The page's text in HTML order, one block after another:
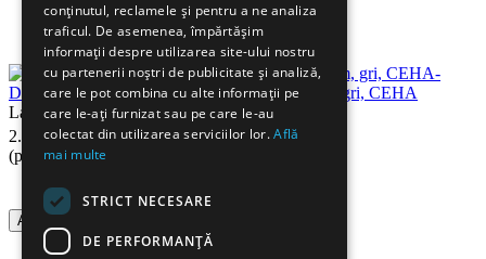
Dulap metalic cu usi culisante, 120x42x120 cm, gri, CEHA
La Comandă
2.29000 Lei
(pret cu TVA inclus)
Adauga in cos
conținutul, reclamele și pentru a ne analiza
traficul. De asemenea, împărtășim
informații despre utilizarea site-ului nostru
cu partenerii noștri de publicitate și analiză,
care le pot combina cu alte informații pe
care le-ați furnizat sau pe care le-au
colectat din utilizarea serviciilor lor.Află
mai multe
STRICT NECESARE
DE PERFORMANȚĂ